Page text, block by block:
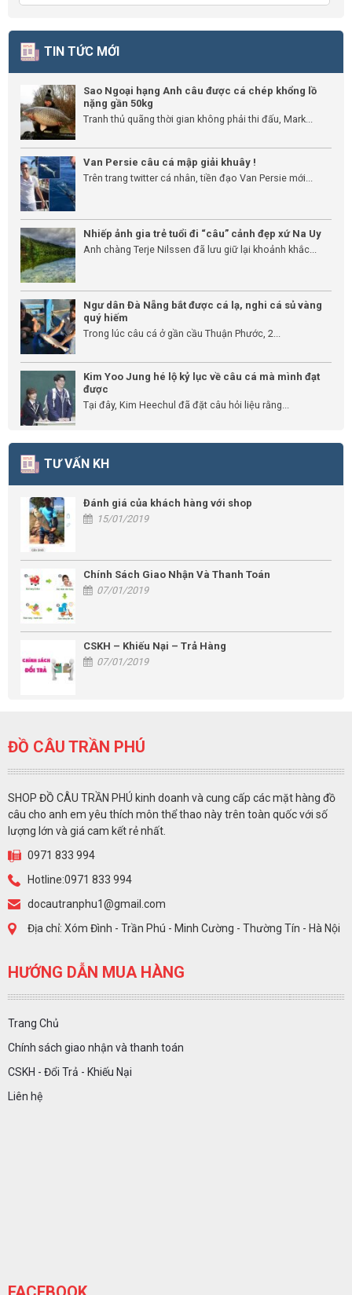
TIN TỨC MỚI
Sao Ngoại hạng Anh câu được cá chép khổng lồ
nặng gần 50kg
Tranh thủ quãng thời gian không phải thi đấu, Mark...
Van Persie câu cá mập giải khuây !
Trên trang twitter cá nhân, tiền đạo Van Persie mới...
Nhiếp ảnh gia trẻ tuổi đi “câu” cảnh đẹp xứ Na Uy
Anh chàng Terje Nilssen đã lưu giữ lại khoảnh khắc...
Ngư dân Đà Nẵng bắt được cá lạ, nghi cá sủ vàng
quý hiếm
Trong lúc câu cá ở gần cầu Thuận Phước, 2...
Kim Yoo Jung hé lộ kỷ lục về câu cá mà mình đạt
được
Tại đây, Kim Heechul đã đặt câu hỏi liệu rằng...
TƯ VẤN KH
Đánh giá của khách hàng với shop
15/01/2019
Chính Sách Giao Nhận Và Thanh Toán
07/01/2019
CSKH – Khiếu Nại – Trả Hàng
07/01/2019
ĐỒ CÂU TRẦN PHÚ
SHOP ĐỒ CÂU TRẦN PHÚ kinh doanh và cung cấp các mặt hàng đồ
câu cho anh em yêu thích môn thể thao này trên toàn quốc với số
lượng lớn và giá cam kết rẻ nhất.
0971 833 994
Hotline:0971 833 994
docautranphu1@gmail.com
Địa chỉ: Xóm Đình - Trần Phú - Minh Cường - Thường Tín - Hà Nội
HƯỚNG DẪN MUA HÀNG
Trang Chủ
Chính sách giao nhận và thanh toán
CSKH - Đổi Trả - Khiếu Nại
Liên hệ